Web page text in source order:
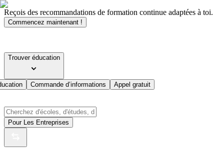
Reçois des recommandations de formation continue adaptées à toi.
Commencez maintenant !
Trouver éducation
Commande d’informations Appel gratuit
Pour Les Entreprises